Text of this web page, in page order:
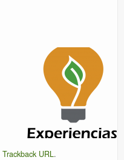
Trackback URL.